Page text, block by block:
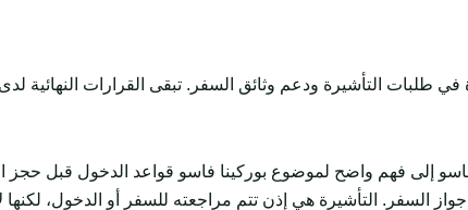
فاسو إلى فهم واضح لموضوع بوركينا فاسو قواعد الدخول قبل
السفر. التأشيرة هي إذن تتم مراجعته للسفر أو الدخول،